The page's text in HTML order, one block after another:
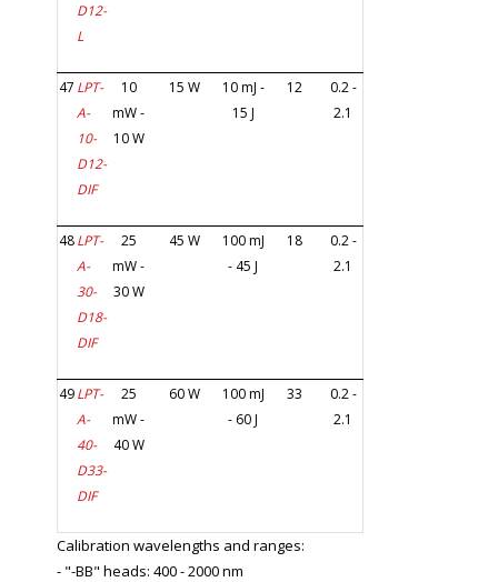
D12-
L
47 LPT-
A-
10-
D12-
DIF
10
mW -
10 W
15 W
10 mJ -
15 J
12
0.2 -
2.1
48LPT-
A-
30-
D18-
DIF
25
mW -
30 W
45 W
100 mJ
- 45 J
18
0.2 -
2.1
49LPT-
A-
40-
D33-
DIF
25
mW -
40 W
60 W
100 mJ
- 60 J
33
0.2 -
2.1
Calibration wavelengths and ranges:
- "-BB" heads: 400 - 2000 nm